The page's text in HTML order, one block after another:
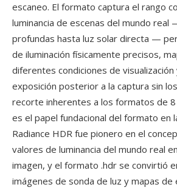
escaneo. El formato captura el rango
luminancia de escenas del mundo
profundas hasta luz solar directa —
de iluminación físicamente precisos,
diferentes condiciones de
exposición posterior a la captura sin
recorte inherentes a los formatos de
es el papel fundacional del formato en
Radiance HDR fue pionero en el
valores de luminancia del mundo real
imagen, y el formato .hdr se convirtió
imágenes de sonda de luz y mapas